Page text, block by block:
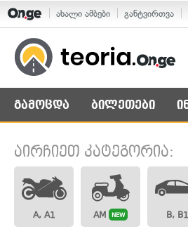
ახალი ამბები განტვირთვა
გამოცდა ბილეთები
აირჩიეთ კატეგორია:
A, A1 AM NEW B, B1